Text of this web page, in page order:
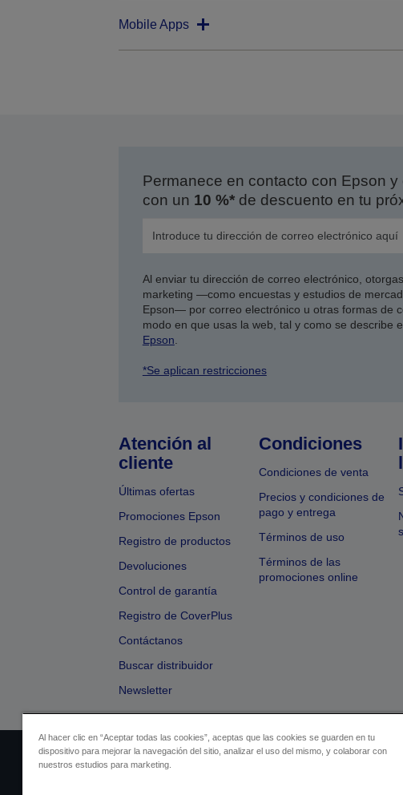
Mobile Apps
Permanece en contacto con Epson
con un 10 %*de descuento en tu
Al enviar tu dirección de correo electrónico,
marketing —como encuestas y estudios de
Epson— por correo electrónico u otras formas de
modo en que usas la web, tal y como se describe
Epson.
*Se aplican restricciones
Atención al
cliente
Últimas ofertas
Promociones Epson
Registro de productos
Devoluciones
Control de garantía
Registro de CoverPlus
Contáctanos
Buscar distribuidor
Newsletter
Condiciones
Condiciones de venta
Precios y condiciones de
pago y entrega
Términos de uso
Términos de las
promociones online
Identificación del vendedor Identificación de
Al hacer clic en “Aceptar todas las cookies”, aceptas que las cookies se guarden en tu
dispositivo para mejorar la navegación del sitio, analizar el uso del mismo, y colaborar con
nuestros estudios para marketing.